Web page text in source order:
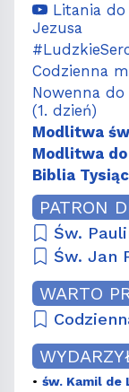
Litania do
Jezusa
Codzienna
Nowenna
(1. dzień)
Modlitwa
Modlitwa
Biblia
PATRON
Św.
Św. Jan
WARTO
• św. Kamil de